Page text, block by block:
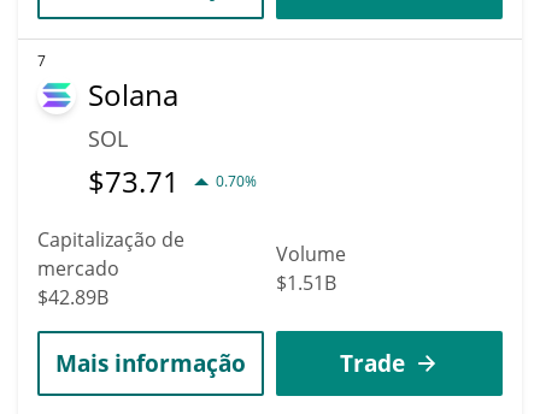
7
Solana
SOL
$73.71 0.70%
Capitalização de
mercado
$42.89B
Volume
$1.51B
Mais informação Trade